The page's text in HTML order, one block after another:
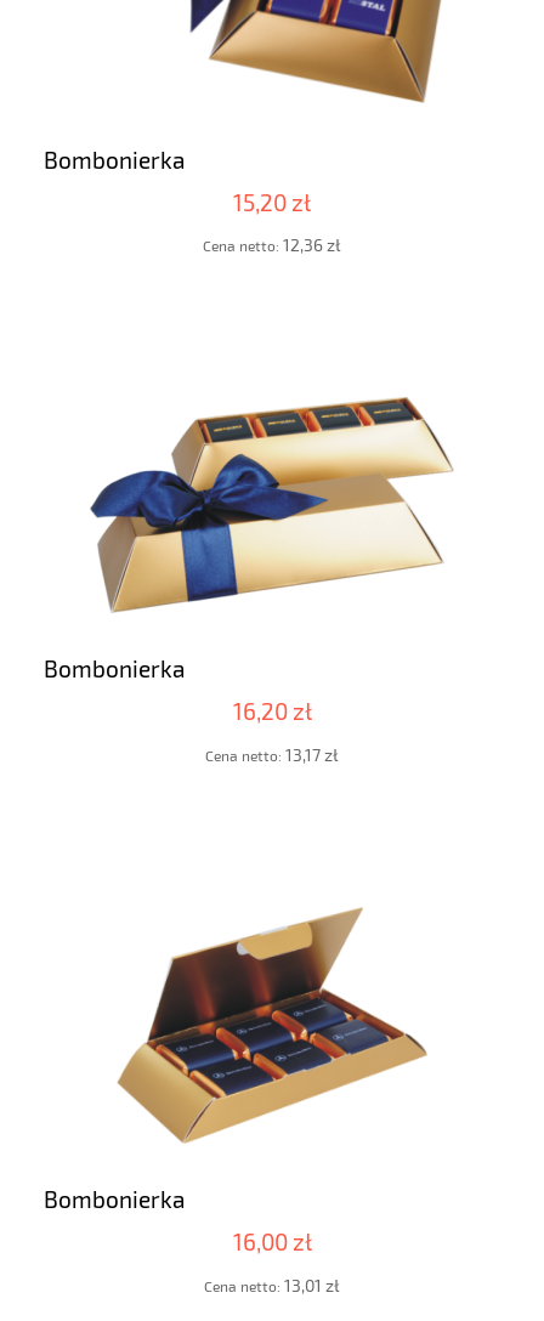
Bombonierka
15,20 zł
Cena netto: 12,36 zł
Bombonierka
16,20 zł
Cena netto: 13,17 zł
Bombonierka
16,00 zł
Cena netto: 13,01 zł